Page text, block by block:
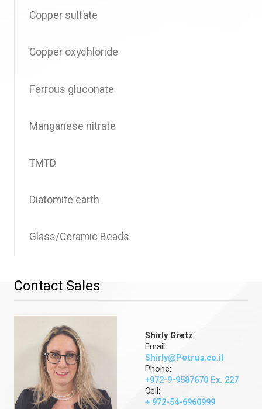
Copper sulfate
Copper oxychloride
Ferrous gluconate
Manganese nitrate
TMTD
Diatomite earth
Glass/Ceramic Beads
Contact Sales
Shirly Gretz
Email:
Shirly@Petrus.co.il
Phone:
+972-9-9587670 Ex. 227
Cell:
+ 972-54-6960999